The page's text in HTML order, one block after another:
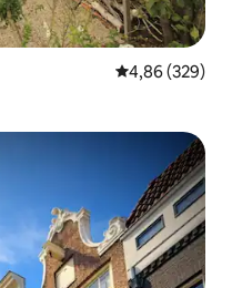
Évaluation
4,86 (329)